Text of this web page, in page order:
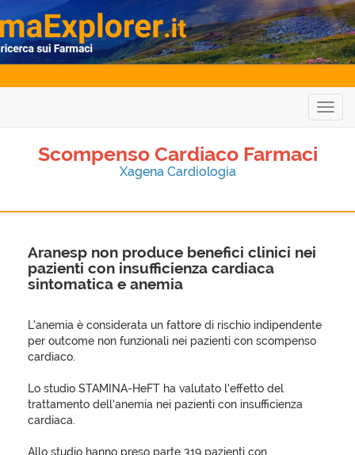
Scompenso Cardiaco Farmaci
Xagena Cardiologia
Aranesp non produce benefici clinici nei
pazienti con insufficienza cardiaca
sintomatica e anemia
L’anemia è considerata un fattore di rischio indipendente
per outcome non funzionali nei pazienti con scompenso
cardiaco.
Lo studio STAMINA-HeFT ha valutato l’effetto del
trattamento dell’anemia nei pazienti con insufficienza
cardiaca.
Allo studio hanno preso parte 319 pazienti con